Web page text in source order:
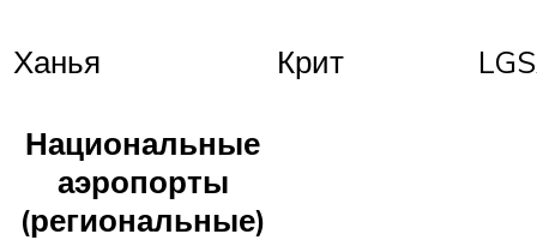
Ханья Крит
Национальные
аэропорты
(региональные)